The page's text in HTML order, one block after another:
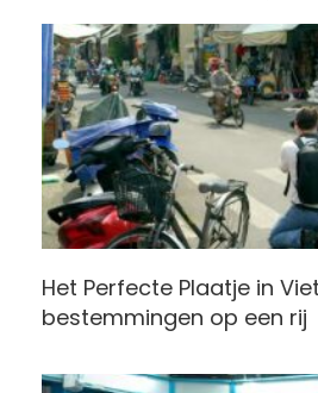
Het Perfecte Plaatje in
bestemmingen op een rij